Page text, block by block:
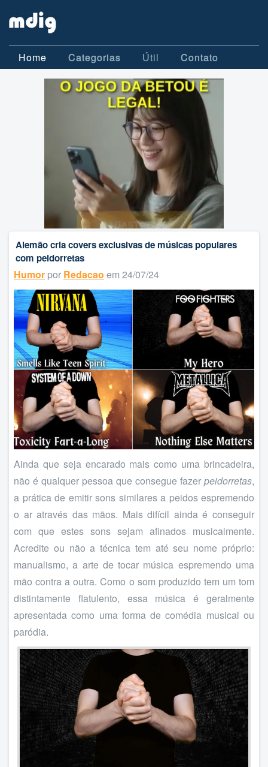
Home Categorias Útil Contato
Alemão cria covers exclusivas de músicas populares
com peidorretas
Humor por Redacao em 24/07/24
Ainda que seja encarado mais como uma brincadeira,
não é qualquer pessoa que consegue fazer peidorretas,
a prática de emitir sons similares a peidos espremendo
o ar através das mãos. Mais difícil ainda é conseguir
com que estes sons sejam afinados musicalmente.
Acredite ou não a técnica tem até seu nome próprio:
manualismo, a arte de tocar música espremendo uma
mão contra a outra. Como o som produzido tem um tom
distintamente flatulento, essa música é geralmente
apresentada como uma forma de comédia musical ou
paródia.